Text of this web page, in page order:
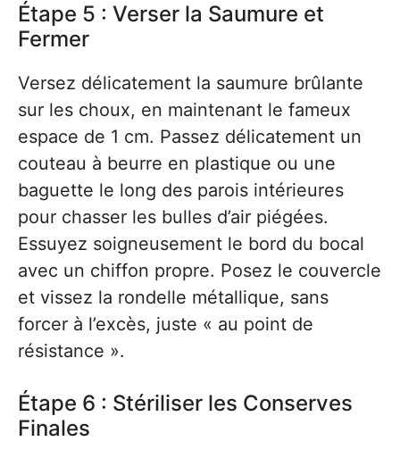
Étape 5 : Verser la Saumure et
Fermer
Versez délicatement la saumure brûlante
sur les choux, en maintenant le fameux
espace de 1 cm. Passez délicatement un
couteau à beurre en plastique ou une
baguette le long des parois intérieures
pour chasser les bulles d’air piégées.
Essuyez soigneusement le bord du bocal
avec un chiffon propre. Posez le couvercle
et vissez la rondelle métallique, sans
forcer à l’excès, juste « au point de
résistance ».
Étape 6 : Stériliser les Conserves
Finales